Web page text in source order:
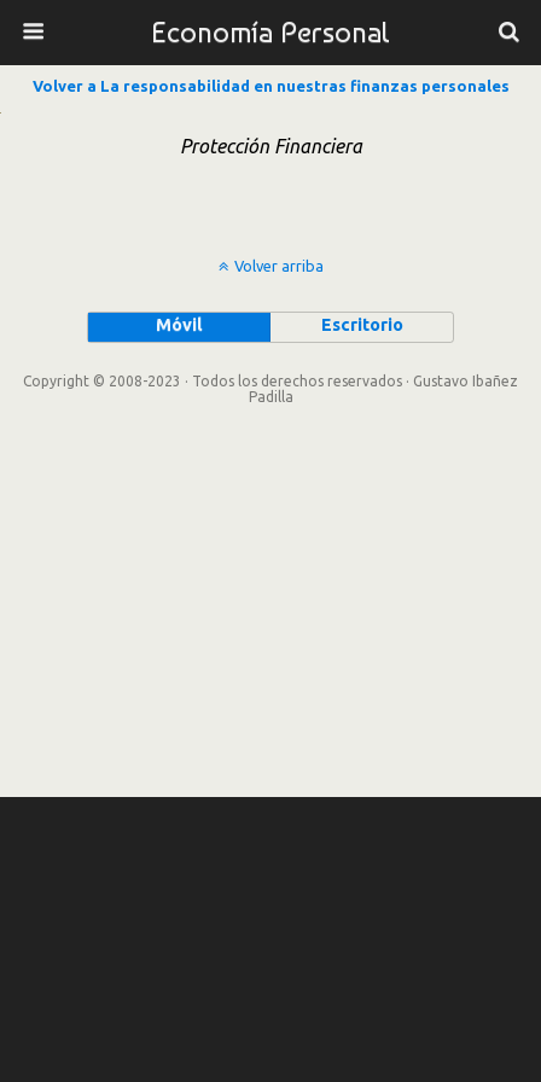
Economía Personal
Volver a La responsabilidad en nuestras finanzas personales
Protección Financiera
Volver arriba
Móvil Escritorio
Copyright © 2008-2023 · Todos los derechos reservados · Gustavo Ibañez
Padilla